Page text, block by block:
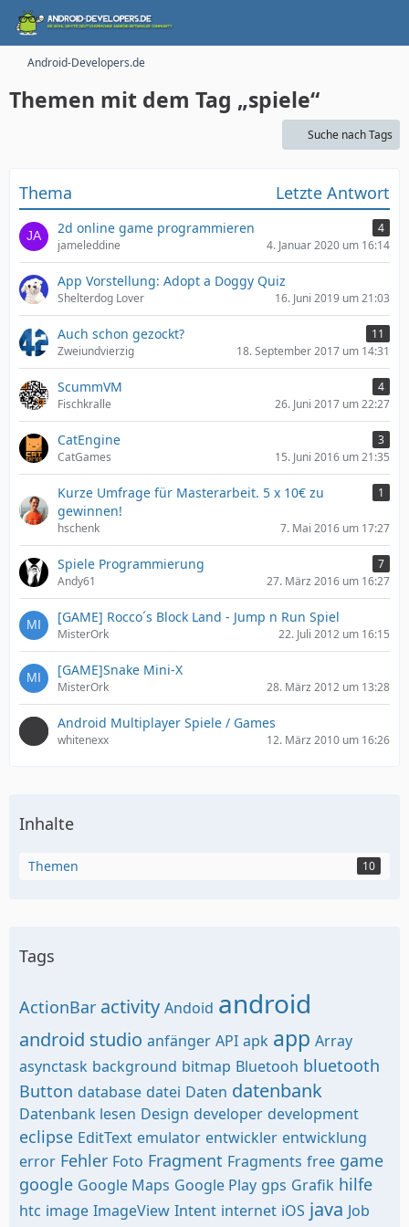
Android-Developers.de
Themen mit dem Tag „spiele“
Suche nach Tags
Thema Letzte Antwort
2d online game programmieren
4
jameleddine
4. Januar 2020 um 16:14
App Vorstellung: Adopt a Doggy Quiz
Shelterdog Lover 16. Juni 2019 um 21:03
Auch schon gezockt?
11
Zweiundvierzig
18. September 2017 um 14:31
ScummVM
4
Fischkralle
26. Juni 2017 um 22:27
CatEngine
3
CatGames
15. Juni 2016 um 21:35
Kurze Umfrage für Masterarbeit. 5 x 10€ zu
gewinnen!
1
hschenk 7. Mai 2016 um 17:27
Spiele Programmierung
7
Andy61
27. März 2016 um 16:27
[GAME] Rocco´s Block Land - Jump n Run Spiel
MisterOrk 22. Juli 2012 um 16:15
[GAME]Snake Mini-X
MisterOrk 28. März 2012 um 13:28
Android Multiplayer Spiele / Games
whitenexx 12. März 2010 um 16:26
Inhalte
Themen 10
Tags
ActionBar activity Andoid android
android studio anfänger API apk app Array
asynctask background bitmap Bluetooh bluetooth
Button database datei Daten datenbank
Datenbank lesen Design developer development
eclipse EditText emulator entwickler entwicklung
error Fehler Foto Fragment Fragments free game
google Google Maps Google Play gps Grafik hilfe
htc image ImageView Intent internet iOS java Job